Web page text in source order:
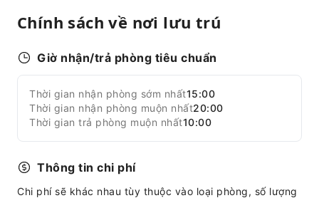
Phòng sinh hoạt chung
Dịch vụ quầy lễ tân
Két an toàn tại quầy lễ tân
An toàn và An ninh
Hộp sơ cứu
Thiết bị báo khói
Mở rộng tất cả
Chính sách về nơi lưu trú
Giờ nhận/trả phòng tiêu chuẩn
Thời gian nhận phòng sớm nhất15:00
Thời gian nhận phòng muộn nhất20:00
Thời gian trả phòng muộn nhất10:00
Thông tin chi phí
Chi phí sẽ khác nhau tùy thuộc vào loại phòng, số lượng